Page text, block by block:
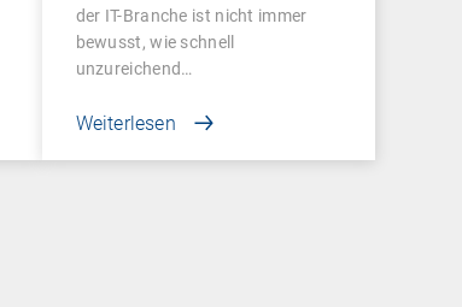
der IT-Branche ist nicht immer
bewusst, wie schnell
unzureichend…
Weiterlesen